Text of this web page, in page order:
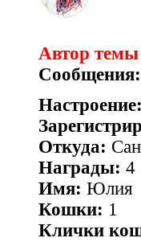
Автор темы
Сообщения:
Настроение:
Откуда:
Награды: 4
Имя: Юлия
Кошки: 1
Клички